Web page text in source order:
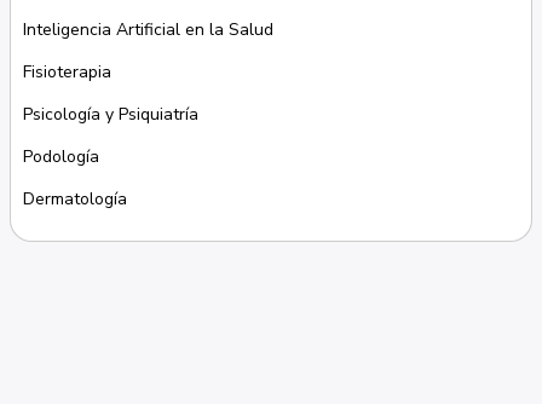
Inteligencia Artificial en la Salud
Fisioterapia
Psicología y Psiquiatría
Podología
Dermatología